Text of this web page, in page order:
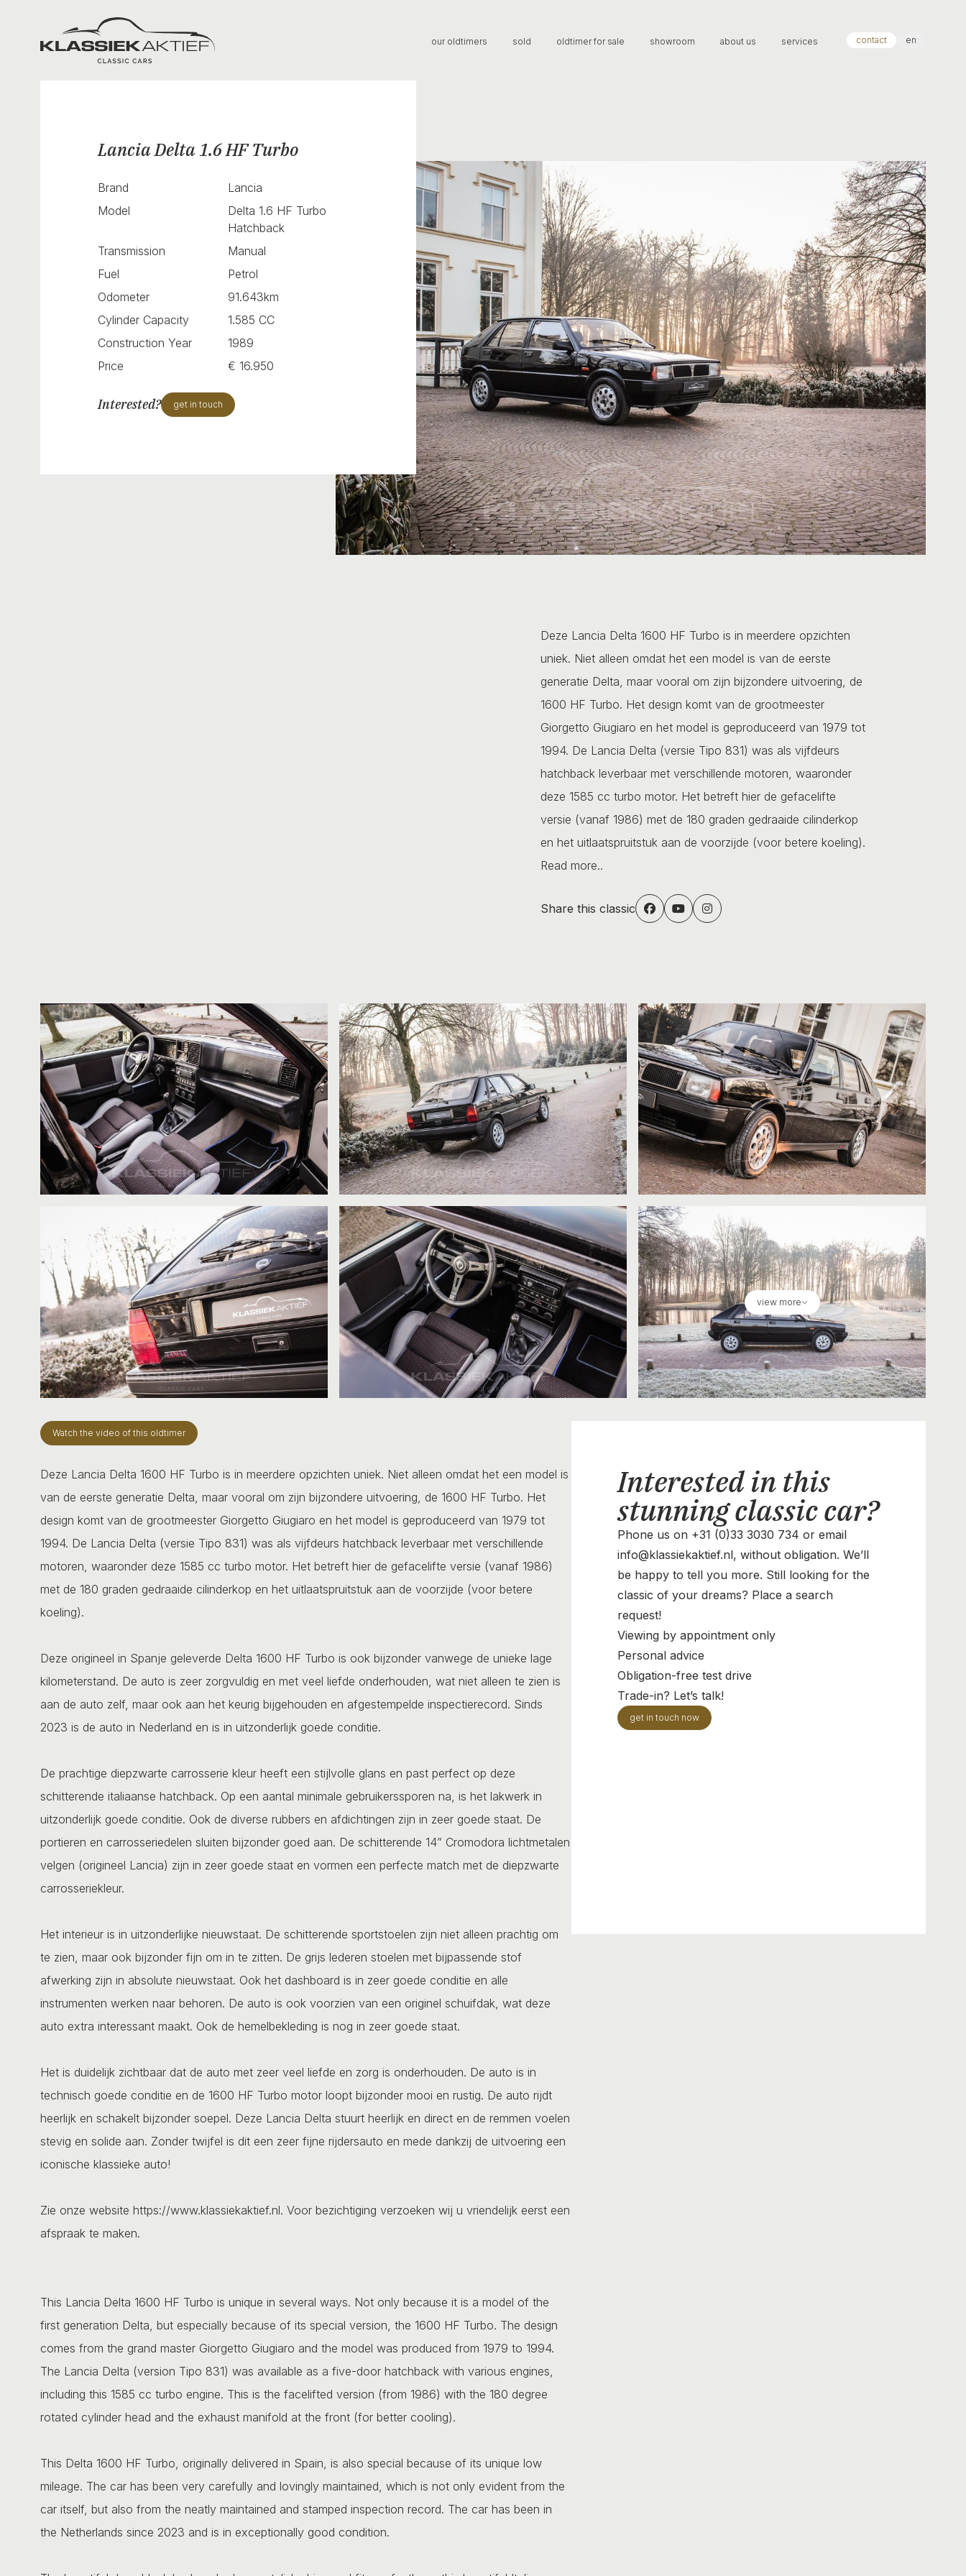
Klassiek Aktief
our oldtimers sold oldtimer for sale showroom about us services contact en
Lancia Delta 1.6 HF Turbo
Brand
Lancia
Model
Delta 1.6 HF Turbo
Hatchback
Transmission
Manual
Fuel
Petrol
Odometer
91.643km
Cylinder Capacity
1.585 CC
Construction Year
1989
Price
€ 16.950
Interested? get in touch
Deze Lancia Delta 1600 HF Turbo is in meerdere opzichten
uniek. Niet alleen omdat het een model is van de eerste
generatie Delta, maar vooral om zijn bijzondere uitvoering, de
1600 HF Turbo. Het design komt van de grootmeester
Giorgetto Giugiaro en het model is geproduceerd van 1979 tot
1994. De Lancia Delta (versie Tipo 831) was als vijfdeurs
hatchback leverbaar met verschillende motoren, waaronder
deze 1585 cc turbo motor. Het betreft hier de gefacelifte
versie (vanaf 1986) met de 180 graden gedraaide cilinderkop
en het uitlaatspruitstuk aan de voorzijde (voor betere koeling).
Read more..
Share this classic
view more
Watch the video of this oldtimer
Deze Lancia Delta 1600 HF Turbo is in meerdere opzichten uniek. Niet alleen omdat het een model is
van de eerste generatie Delta, maar vooral om zijn bijzondere uitvoering, de 1600 HF Turbo. Het
design komt van de grootmeester Giorgetto Giugiaro en het model is geproduceerd van 1979 tot
1994. De Lancia Delta (versie Tipo 831) was als vijfdeurs hatchback leverbaar met verschillende
motoren, waaronder deze 1585 cc turbo motor. Het betreft hier de gefacelifte versie (vanaf 1986)
met de 180 graden gedraaide cilinderkop en het uitlaatspruitstuk aan de voorzijde (voor betere
koeling).
Deze origineel in Spanje geleverde Delta 1600 HF Turbo is ook bijzonder vanwege de unieke lage
kilometerstand. De auto is zeer zorgvuldig en met veel liefde onderhouden, wat niet alleen te zien is
aan de auto zelf, maar ook aan het keurig bijgehouden en afgestempelde inspectierecord. Sinds
2023 is de auto in Nederland en is in uitzonderlijk goede conditie.
De prachtige diepzwarte carrosserie kleur heeft een stijlvolle glans en past perfect op deze
schitterende italiaanse hatchback. Op een aantal minimale gebruikerssporen na, is het lakwerk in
uitzonderlijk goede conditie. Ook de diverse rubbers en afdichtingen zijn in zeer goede staat. De
portieren en carrosseriedelen sluiten bijzonder goed aan. De schitterende 14” Cromodora lichtmetalen
velgen (origineel Lancia) zijn in zeer goede staat en vormen een perfecte match met de diepzwarte
carrosseriekleur.
Het interieur is in uitzonderlijke nieuwstaat. De schitterende sportstoelen zijn niet alleen prachtig om
te zien, maar ook bijzonder fijn om in te zitten. De grijs lederen stoelen met bijpassende stof
afwerking zijn in absolute nieuwstaat. Ook het dashboard is in zeer goede conditie en alle
instrumenten werken naar behoren. De auto is ook voorzien van een originel schuifdak, wat deze
auto extra interessant maakt. Ook de hemelbekleding is nog in zeer goede staat.
Het is duidelijk zichtbaar dat de auto met zeer veel liefde en zorg is onderhouden. De auto is in
technisch goede conditie en de 1600 HF Turbo motor loopt bijzonder mooi en rustig. De auto rijdt
heerlijk en schakelt bijzonder soepel. Deze Lancia Delta stuurt heerlijk en direct en de remmen voelen
stevig en solide aan. Zonder twijfel is dit een zeer fijne rijdersauto en mede dankzij de uitvoering een
iconische klassieke auto!
Zie onze website https://www.klassiekaktief.nl. Voor bezichtiging verzoeken wij u vriendelijk eerst een
afspraak te maken.
This Lancia Delta 1600 HF Turbo is unique in several ways. Not only because it is a model of the
first generation Delta, but especially because of its special version, the 1600 HF Turbo. The design
comes from the grand master Giorgetto Giugiaro and the model was produced from 1979 to 1994.
The Lancia Delta (version Tipo 831) was available as a five-door hatchback with various engines,
including this 1585 cc turbo engine. This is the facelifted version (from 1986) with the 180 degree
rotated cylinder head and the exhaust manifold at the front (for better cooling).
This Delta 1600 HF Turbo, originally delivered in Spain, is also special because of its unique low
mileage. The car has been very carefully and lovingly maintained, which is not only evident from the
car itself, but also from the neatly maintained and stamped inspection record. The car has been in
the Netherlands since 2023 and is in exceptionally good condition.
Interested in this
stunning classic car?
Phone us on +31 (0)33 3030 734 or email
info@klassiekaktief.nl, without obligation. We’ll
be happy to tell you more. Still looking for the
classic of your dreams? Place a search
request!
Viewing by appointment only
Personal advice
Obligation-free test drive
Trade-in? Let’s talk!
get in touch now